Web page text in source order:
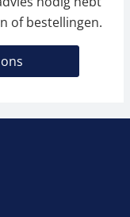
of bestellingen.